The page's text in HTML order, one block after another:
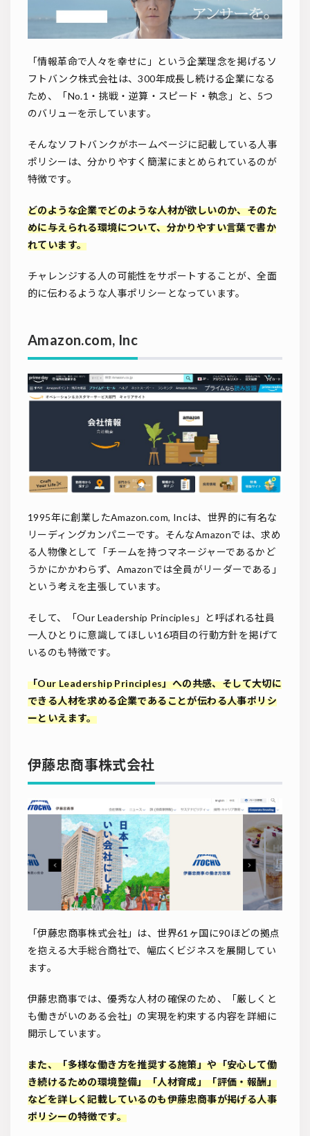
「情報革命で人々を幸せに」という企業理念を掲げるソ
フトバンク株式会社は、300年成長し続ける企業になる
ため、「No.1・挑戦・逆算・スピード・執念」と、5つ
のバリューを示しています。
そんなソフトバンクがホームページに記載している人事
ポリシーは、分かりやすく簡潔にまとめられているのが
特徴です。
どのような企業でどのような人材が欲しいのか、そのた
めに与えられる環境について、分かりやすい言葉で書か
れています。
チャレンジする人の可能性をサポートすることが、全面
的に伝わるような人事ポリシーとなっています。
Amazon.com, Inc
1995年に創業したAmazon.com, Incは、世界的に有名な
リーディングカンパニーです。そんなAmazonでは、求め
る人物像として「チームを持つマネージャーであるかど
うかにかかわらず、Amazonでは全員がリーダーである」
という考えを主張しています。
そして、「Our Leadership Principles」と呼ばれる社員
一人ひとりに意識してほしい16項目の行動方針を掲げて
いるのも特徴です。
「Our Leadership Principles」への共感、そして大切に
できる人材を求める企業であることが伝わる人事ポリシ
ーといえます。
伊藤忠商事株式会社
「伊藤忠商事株式会社」は、世界61ヶ国に90ほどの拠点
を抱える大手総合商社で、幅広くビジネスを展開してい
ます。
伊藤忠商事では、優秀な人材の確保のため、「厳しくと
も働きがいのある会社」の実現を約束する内容を詳細に
開示しています。
また、「多様な働き方を推奨する施策」や「安心して働
き続けるための環境整備」「人材育成」「評価・報酬」
などを詳しく記載しているのも伊藤忠商事が掲げる人事
ポリシーの特徴です。